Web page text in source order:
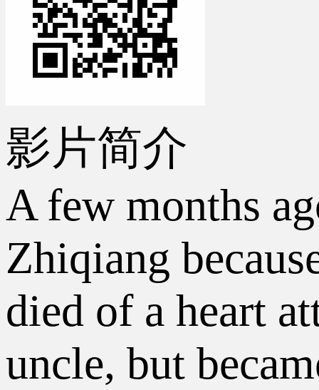
影片简介
A few months
Zhiqiang
died of a heart
uncle, but